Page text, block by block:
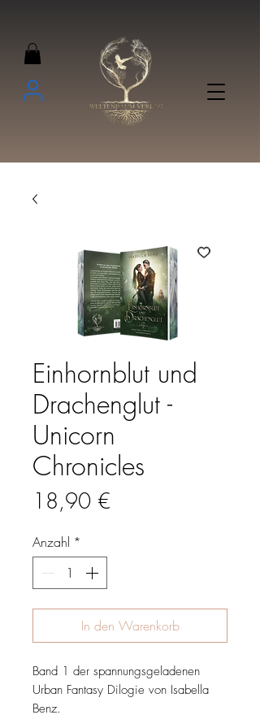
Einhornblut und
Drachenglut -
Unicorn
Chronicles
18,90 €
Anzahl *
In den Warenkorb
Band 1 der spannungsgeladenen
Urban Fantasy Dilogie von Isabella
Benz.